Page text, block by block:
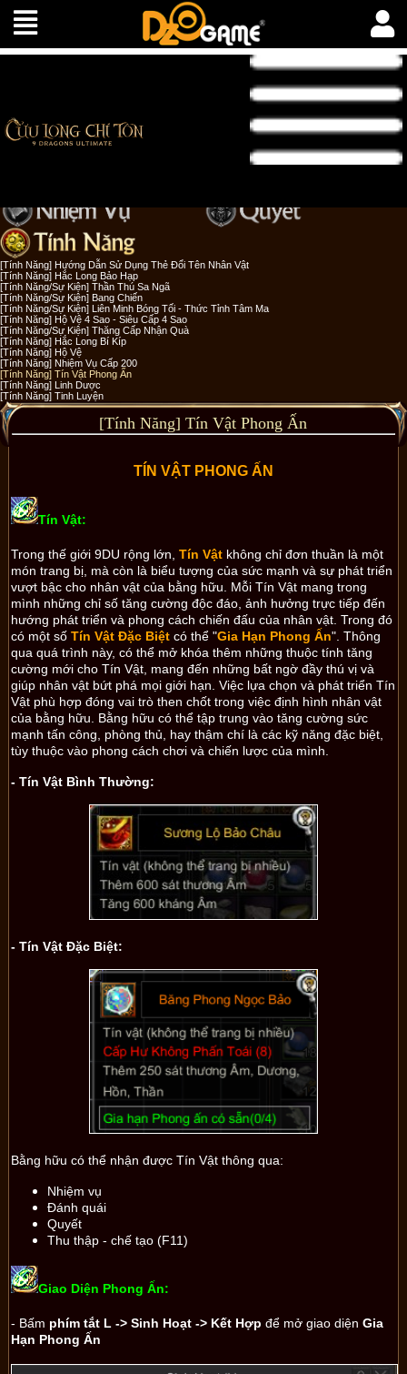
[Tính Năng] Hướng Dẫn Sử Dụng Thẻ Đổi Tên Nhân Vật
[Tính Năng] Hắc Long Bảo Hạp
[Tính Năng/Sự Kiện] Thần Thú Sa Ngã
[Tính Năng/Sự Kiện] Bang Chiến
[Tính Năng/Sự Kiện] Liên Minh Bóng Tối - Thức Tỉnh Tâm Ma
[Tính Năng] Hộ Vệ 4 Sao - Siêu Cấp 4 Sao
[Tính Năng/Sự Kiện] Thăng Cấp Nhận Quà
[Tính Năng] Hắc Long Bí Kíp
[Tính Năng] Hộ Vệ
[Tính Năng] Nhiệm Vụ Cấp 200
[Tính Năng] Tín Vật Phong Ấn
[Tính Năng] Linh Dược
[Tính Năng] Tinh Luyện
[Tính Năng] Tín Vật Phong Ấn
TÍN VẬT PHONG ẤN
Tín Vật:
Trong thế giới 9DU rộng lớn,Tín Vật không chỉ đơn thuần là một
món trang bị, mà còn là biểu tượng của sức mạnh và sự phát triển
vượt bậc cho nhân vật của bằng hữu. Mỗi Tín Vật mang trong
mình những chỉ số tăng cường độc đáo, ảnh hưởng trực tiếp đến
hướng phát triển và phong cách chiến đấu của nhân vật. Trong đó
có một sốTín Vật Đặc Biệt có thể "Gia Hạn Phong Ấn". Thông
qua quá trình này, có thể mở khóa thêm những thuộc tính tăng
cường mới cho Tín Vật, mang đến những bất ngờ đầy thú vị và
giúp nhân vật bứt phá mọi giới hạn. Việc lựa chọn và phát triển Tín
Vật phù hợp đóng vai trò then chốt trong việc định hình nhân vật
của bằng hữu. Bằng hữu có thể tập trung vào tăng cường sức
mạnh tấn công, phòng thủ, hay thậm chí là các kỹ năng đặc biệt,
tùy thuộc vào phong cách chơi và chiến lược của mình.
- Tín Vật Bình Thường:
- Tín Vật Đặc Biệt:
Bằng hữu có thể nhận được Tín Vật thông qua:
Nhiệm vụ
Đánh quái
Quyết
Thu thập - chế tạo (F11)
Giao Diện Phong Ấn:
- Bấm phím tắt L -> Sinh Hoạt -> Kết Hợp để mở giao diệnGia
Hạn Phong Ấn